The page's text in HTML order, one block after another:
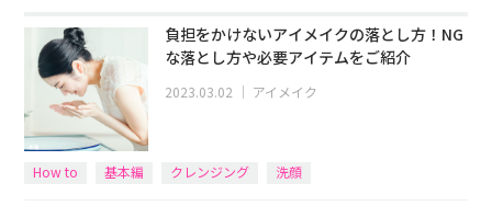
負担をかけないアイメイクの落とし方！NG
な落とし方や必要アイテムをご紹介
2023.03.02 ｜ アイメイク
How to 基本編 クレンジング 洗顔